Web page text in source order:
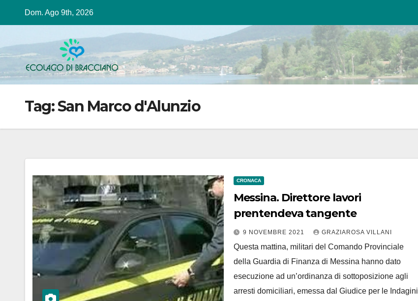
Dom. Ago 9th, 2026
Tag:San Marco d'Alunzio
CRONACA
Messina. Direttore lavori
prentendeva tangente
9 NOVEMBRE 2021 GRAZIAROSA VILLANI
Questa mattina, militari del Comando Provinciale
della Guardia di Finanza di Messina hanno dato
esecuzione ad un’ordinanza di sottoposizione agli
arresti domiciliari, emessa dal Giudice per le Indagini